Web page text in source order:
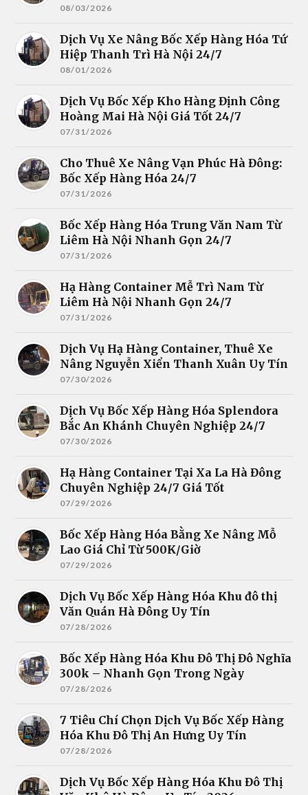
08/03/2026
Dịch Vụ Xe Nâng Bốc Xếp Hàng Hóa Tứ
Hiệp Thanh Trì Hà Nội 24/7
08/01/2026
Dịch Vụ Bốc Xếp Kho Hàng Định Công
Hoàng Mai Hà Nội Giá Tốt 24/7
07/31/2026
Cho Thuê Xe Nâng Vạn Phúc Hà Đông:
Bốc Xếp Hàng Hóa 24/7
07/31/2026
Bốc Xếp Hàng Hóa Trung Văn Nam Từ
Liêm Hà Nội Nhanh Gọn 24/7
07/31/2026
Hạ Hàng Container Mễ Trì Nam Từ
Liêm Hà Nội Nhanh Gọn 24/7
07/31/2026
Dịch Vụ Hạ Hàng Container, Thuê Xe
Nâng Nguyễn Xiển Thanh Xuân Uy Tín
07/30/2026
Dịch Vụ Bốc Xếp Hàng Hóa Splendora
Bắc An Khánh Chuyên Nghiệp 24/7
07/30/2026
Hạ Hàng Container Tại Xa La Hà Đông
Chuyên Nghiệp 24/7 Giá Tốt
07/29/2026
Bốc Xếp Hàng Hóa Bằng Xe Nâng Mỗ
Lao Giá Chỉ Từ 500K/Giờ
07/29/2026
Dịch Vụ Bốc Xếp Hàng Hóa Khu đô thị
Văn Quán Hà Đông Uy Tín
07/28/2026
Bốc Xếp Hàng Hóa Khu Đô Thị Đô Nghĩa
300k – Nhanh Gọn Trong Ngày
07/28/2026
7 Tiêu Chí Chọn Dịch Vụ Bốc Xếp Hàng
Hóa Khu Đô Thị An Hưng Uy Tín
07/28/2026
Dịch Vụ Bốc Xếp Hàng Hóa Khu Đô Thị